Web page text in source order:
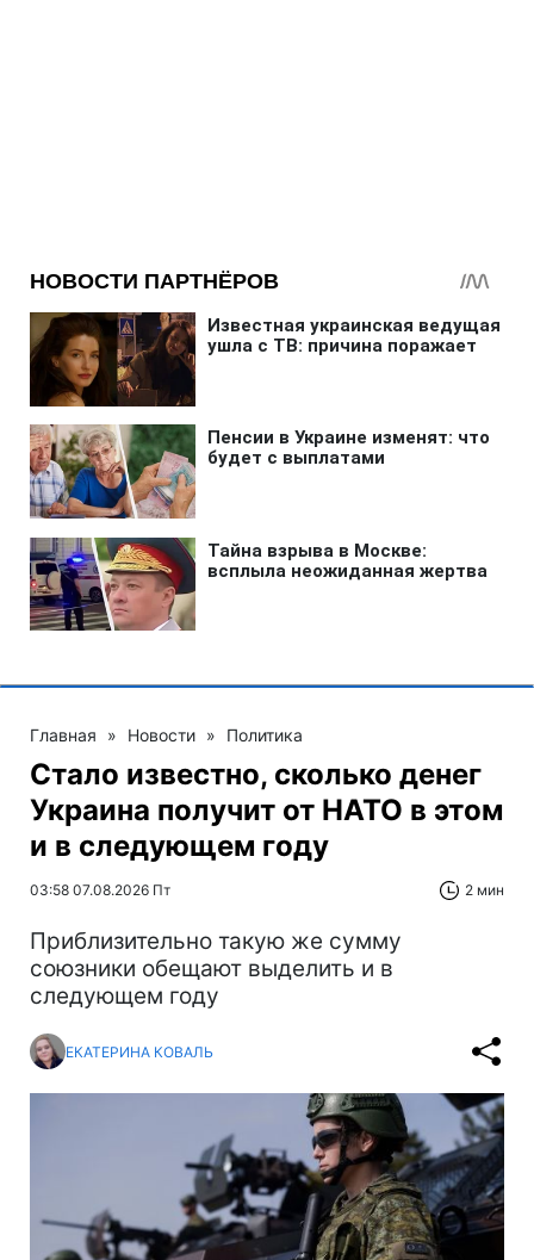
Главная » Новости » Политика
Стало известно, сколько денег
Украина получит от НАТО в этом
и в следующем году
03:58 07.08.2026 Пт 2 мин
Приблизительно такую же сумму
союзники обещают выделить и в
следующем году
ЕКАТЕРИНА КОВАЛЬ